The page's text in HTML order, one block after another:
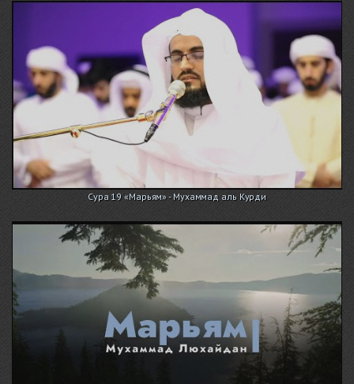
Сура 19 «Марьям» - Мухаммад аль Курди